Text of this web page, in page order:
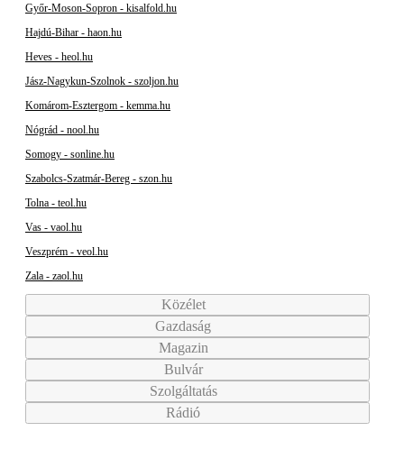
Győr-Moson-Sopron - kisalfold.hu
Hajdú-Bihar - haon.hu
Heves - heol.hu
Jász-Nagykun-Szolnok - szoljon.hu
Komárom-Esztergom - kemma.hu
Nógrád - nool.hu
Somogy - sonline.hu
Szabolcs-Szatmár-Bereg - szon.hu
Tolna - teol.hu
Vas - vaol.hu
Veszprém - veol.hu
Zala - zaol.hu
Közélet
Gazdaság
Magazin
Bulvár
Szolgáltatás
Rádió